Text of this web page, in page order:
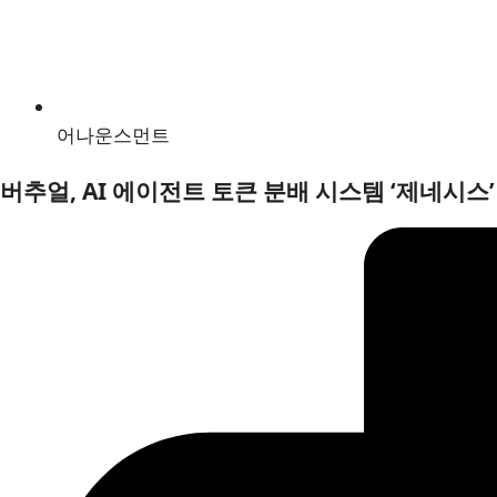
어나운스먼트
버추얼, AI 에이전트 토큰 분배 시스템 ‘제네시스